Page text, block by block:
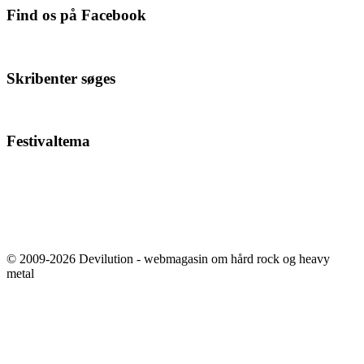
Find os på Facebook
Skribenter søges
Festivaltema
© 2009-2026 Devilution - webmagasin om hård rock og heavy
metal